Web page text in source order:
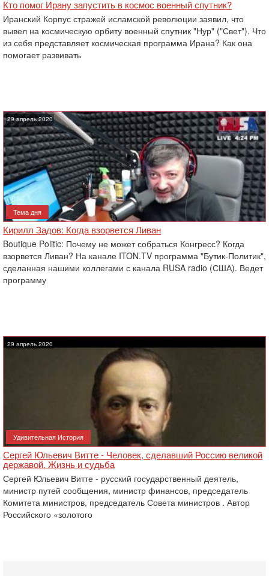
Кто помог Ирану запустить в космос военный спутник?
Иранский Корпус стражей исламской революции заявил, что
вывел на космическую орбиту военный спутник "Нур" ("Свет"). Что
из себя представляет космическая программа Ирана? Как она
помогает развивать
29 апрель 2020
Тема дня
Кирилл Задов: Когда взорвется Ливан
Boutique Politic: Почему не может собраться Конгресс? Когда
взорвется Ливан? На канале ITON.TV программа "Бутик-Политик",
сделанная нашими коллегами с канала RUSA radio (США). Ведет
программу
29 апрель 2020
Удивительная История
Сергей Юльевич Витте - Человек, сделавший Россию великой
державой. Жизнь и судьба
Сергей Юльевич Витте - русский государственный деятель,
министр путей сообщения, министр финансов, председатель
Комитета министров, председатель Совета министров . Автор
Российского «золотого